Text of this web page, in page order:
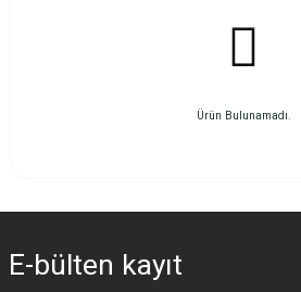
Ürün Bulunamadı.
E-bülten kayıt